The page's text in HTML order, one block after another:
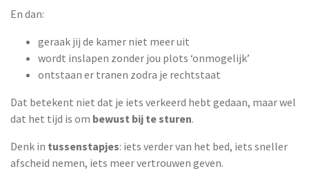
En dan:
geraak jij de kamer niet meer uit
wordt inslapen zonder jou plots ‘onmogelijk’
ontstaan er tranen zodra je rechtstaat
Dat betekent niet dat je iets verkeerd hebt gedaan, maar wel
dat het tijd is om bewust bij te sturen.
Denk in tussenstapjes: iets verder van het bed, iets sneller
afscheid nemen, iets meer vertrouwen geven.